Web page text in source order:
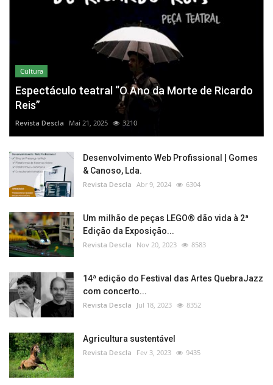
Cultura
Espectáculo teatral “O Ano da Morte de Ricardo
Reis”
Revista Descla Mai 21, 2025 3210
Desenvolvimento Web Profissional | Gomes
& Canoso, Lda.
Revista Descla Abr 9, 2024 6304
Um milhão de peças LEGO® dão vida à 2ª
Edição da Exposição...
Revista Descla Nov 20, 2023 8583
14ª edição do Festival das Artes QuebraJazz
com concerto...
Revista Descla Jul 18, 2023 8352
Agricultura sustentável
Revista Descla Fev 3, 2023 9435